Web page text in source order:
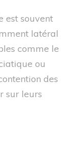
est souvent
latéral
comme le
ou
des
sur leurs